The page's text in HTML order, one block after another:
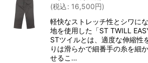
(税込: 16,500円)
軽快なストレッチ性とシワに
地を使用した「ST TWILL
STツイルとは、適度な伸縮性
りは滑らかで細番手の糸を細
せるこ…